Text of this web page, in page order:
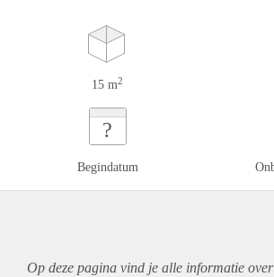
15 m2
?
Begindatum
Op deze pagina vind je alle informatie